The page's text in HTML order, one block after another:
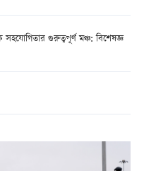
সহযোগিতার গুরুত্বপূর্ণ মঞ্চ: বিশেষজ্ঞ